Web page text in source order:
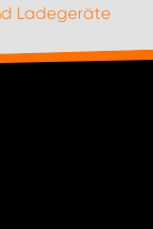
Ladegeräte